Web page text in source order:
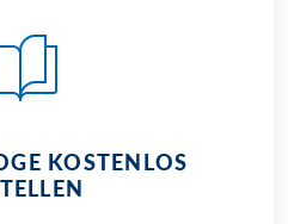
KOSTENLOS